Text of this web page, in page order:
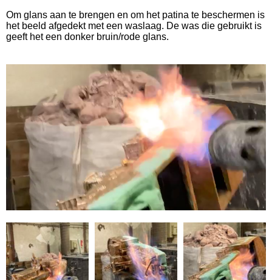
Om glans aan te brengen en om het patina te beschermen is
het beeld afgedekt met een waslaag. De was die gebruikt is
geeft het een donker bruin/rode glans.